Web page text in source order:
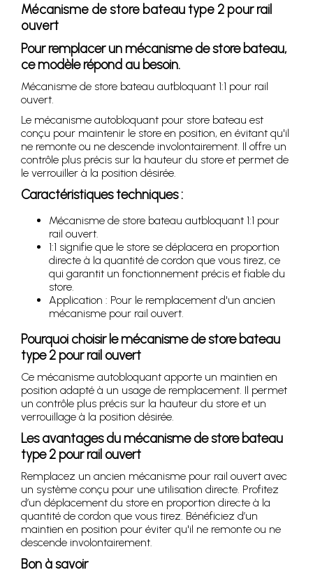
Mécanisme de store bateau type 2 pour rail
ouvert
Pour remplacer un mécanisme de store bateau,
ce modèle répond au besoin.
Mécanisme de store bateau autbloquant 1:1 pour rail
ouvert.
Le mécanisme autobloquant pour store bateau est
conçu pour maintenir le store en position, en évitant qu'il
ne remonte ou ne descende involontairement. Il offre un
contrôle plus précis sur la hauteur du store et permet de
le verrouiller à la position désirée.
Caractéristiques techniques :
Mécanisme de store bateau autbloquant 1:1 pour
rail ouvert.
1:1 signifie que le store se déplacera en proportion
directe à la quantité de cordon que vous tirez, ce
qui garantit un fonctionnement précis et fiable du
store.
Application : Pour le remplacement d'un ancien
mécanisme pour rail ouvert.
Pourquoi choisir le mécanisme de store bateau
type 2 pour rail ouvert
Ce mécanisme autobloquant apporte un maintien en
position adapté à un usage de remplacement. Il permet
un contrôle plus précis sur la hauteur du store et un
verrouillage à la position désirée.
Les avantages du mécanisme de store bateau
type 2 pour rail ouvert
Remplacez un ancien mécanisme pour rail ouvert avec
un système conçu pour une utilisation directe. Profitez
d’un déplacement du store en proportion directe à la
quantité de cordon que vous tirez. Bénéficiez d’un
maintien en position pour éviter qu'il ne remonte ou ne
descende involontairement.
Bon à savoir